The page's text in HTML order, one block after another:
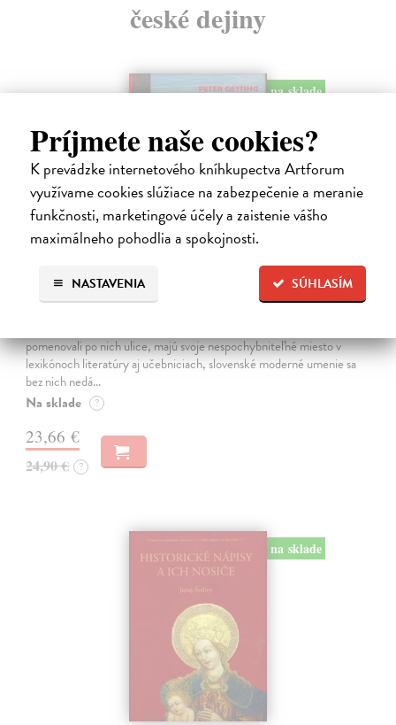
Príjmete naše cookies?
K prevádzke internetového kníhkupectva Artforum
využívame cookies slúžiace na zabezpečenie a meranie
funkčnosti, marketingové účely a zaistenie vášho
maximálneho pohodlia a spokojnosti.
SÚHLASÍM
NASTAVENIA
české dejiny
na sklade
Studne mútne
pomenovali po nich ulice, majú svoje nespochybniteľné miesto v
lexikónoch literatúry aj učebniciach, slovenské moderné umenie sa
bez nich nedá…
Na sklade ?
23,66 €
24,90 € ?
na sklade